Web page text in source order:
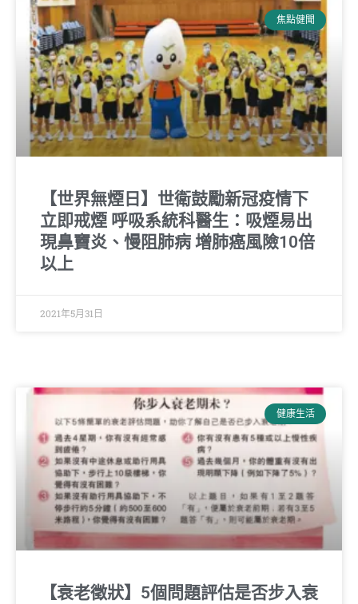
焦點健聞
【世界無煙日】世衛鼓勵新冠疫情下
立即戒煙 呼吸系統科醫生：吸煙易出
現鼻竇炎、慢阻肺病 增肺癌風險10倍
以上
2021年5月31日
健康生活
【衰老徵狀】5個問題評估是否步入衰